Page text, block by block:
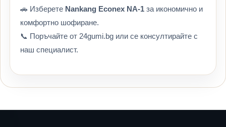
🚗 Изберете Nankang Econex NA-1 за икономично и
комфортно шофиране.
📞 Поръчайте от 24gumi.bg или се консултирайте с
наш специалист.